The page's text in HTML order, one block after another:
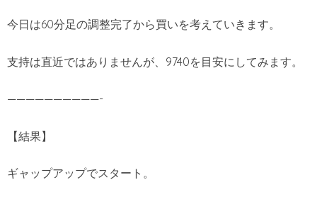
今日は60分足の調整完了から買いを考えていきます。
支持は直近ではありませんが、9740を目安にしてみます。
——————————-
【結果】
ギャップアップでスタート。